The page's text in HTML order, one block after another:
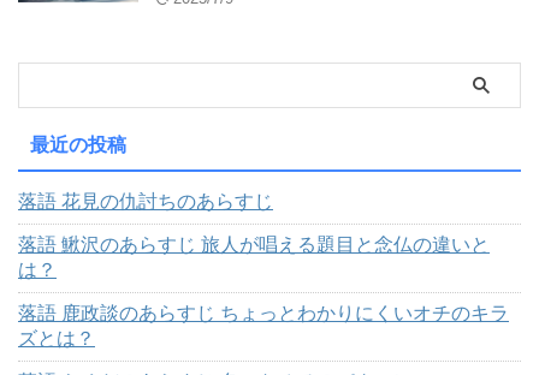
最近の投稿
落語 花見の仇討ちのあらすじ
落語 鰍沢のあらすじ 旅人が唱える題目と念仏の違いと
は？
落語 鹿政談のあらすじ ちょっとわかりにくいオチのキラ
ズとは？